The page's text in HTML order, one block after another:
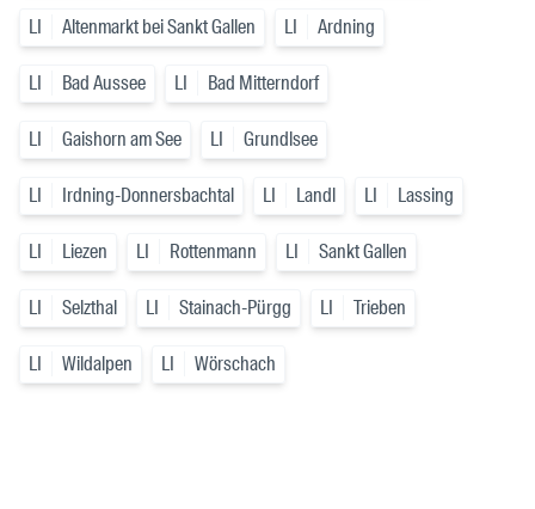
LI Altenmarkt bei Sankt Gallen LI Ardning
LI Bad Aussee LI Bad Mitterndorf
LI Gaishorn am See LI Grundlsee
LI Irdning-Donnersbachtal LI Landl LI Lassing
LI Liezen LI Rottenmann LI Sankt Gallen
LI Selzthal LI Stainach-Pürgg LI Trieben
LI Wildalpen LI Wörschach